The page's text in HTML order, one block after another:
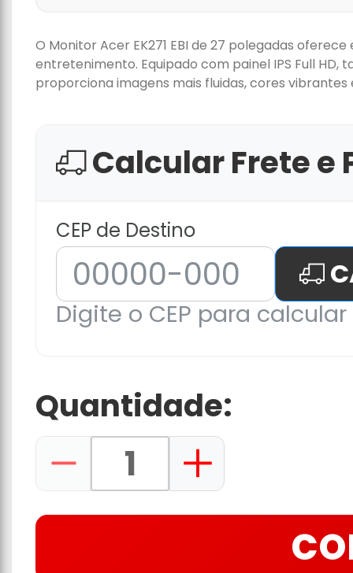
O Monitor Acer EK271 EBI de 27 polegadas
entretenimento. Equipado com painel IPS Full HD,
proporciona imagens mais fluidas, cores
Calcular Frete e
CEP de Destino
Digite o CEP para
Quantidade: